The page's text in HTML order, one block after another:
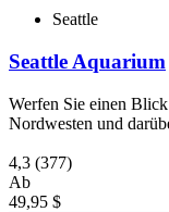
Seattle
Seattle Aquarium
Werfen Sie einen
Nordwesten und
4,3 (377)
Ab
49,95 $